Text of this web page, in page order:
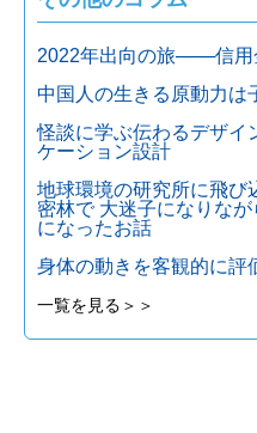
2022年出向の旅───信
中国人の生きる原動力は
怪談に学ぶ伝わるデザ
ケーション設計
地球環境の研究所に飛び
密林で 大迷子になりな
になったお話
身体の動きを客観的に評
一覧を見る＞＞